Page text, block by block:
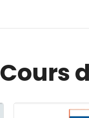
Cours
Image du cours